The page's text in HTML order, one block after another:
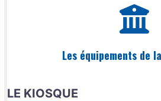
Les équipements de
LE KIOSQUE